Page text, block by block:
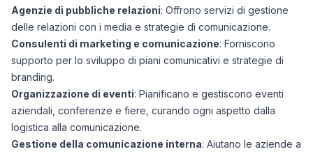
Agenzie di pubbliche relazioni: Offrono servizi di gestione
delle relazioni con i media e strategie di comunicazione.
Consulenti di marketing e comunicazione: Forniscono
supporto per lo sviluppo di piani comunicativi e strategie di
branding.
Organizzazione di eventi: Pianificano e gestiscono eventi
aziendali, conferenze e fiere, curando ogni aspetto dalla
logistica alla comunicazione.
Gestione della comunicazione interna: Aiutano le aziende a